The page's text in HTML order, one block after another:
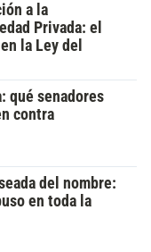
a la
Privada: el
la Ley del
qué senadores
contra
del nombre:
en toda la